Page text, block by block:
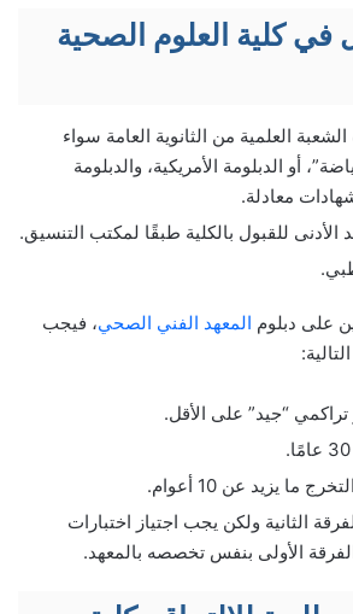
كلية العلوم الصحية
العلمية من الثانوية العامة سواء
أو الدبلومة الأمريكية، والدبلومة
معادلة.
للقبول بالكلية طبقًا لمكتب التنسيق.
على دبلوم المعهد الفني الصحي، فيجب
“جيد” على الأقل.
ما يزيد عن 10 أعوام.
الثانية ولكن يجب اجتياز اختبارات
الأولى بنفس تخصصه بالمعهد.